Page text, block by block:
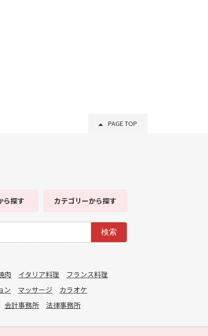
PAGE TOP
ら探す カテゴリーから探す
検索
肉 イタリア料理
フランス料理
ン マッサージ
カラオケ
会計事務所 法律事務所